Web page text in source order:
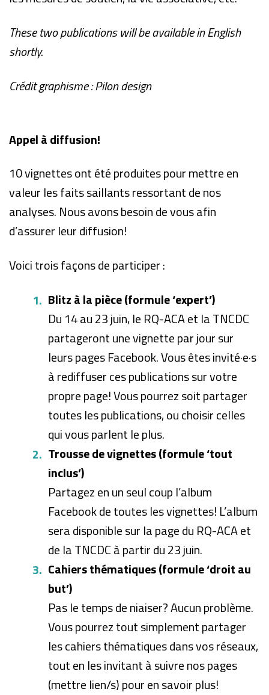
These two publications will be available in English
shortly.
Crédit graphisme : Pilon design
Appel à diffusion!
10 vignettes ont été produites pour mettre en
valeur les faits saillants ressortant de nos
analyses. Nous avons besoin de vous afin
d’assurer leur diffusion!
Voici trois façons de participer :
Blitz à la pièce (formule ‘expert’)
Du 14 au 23 juin, le RQ-ACA et la TNCDC
partageront une vignette par jour sur
leurs pages Facebook. Vous êtes invité·e·s
à rediffuser ces publications sur votre
propre page! Vous pourrez soit partager
toutes les publications, ou choisir celles
qui vous parlent le plus.
Trousse de vignettes (formule ‘tout
inclus’)
Partagez en un seul coup l’album
Facebook de toutes les vignettes! L’album
sera disponible sur la page du RQ-ACA et
de la TNCDC à partir du 23 juin.
Cahiers thématiques (formule ‘droit au
but’)
Pas le temps de niaiser? Aucun problème.
Vous pourrez tout simplement partager
les cahiers thématiques dans vos réseaux,
tout en les invitant à suivre nos pages
(mettre lien/s) pour en savoir plus!